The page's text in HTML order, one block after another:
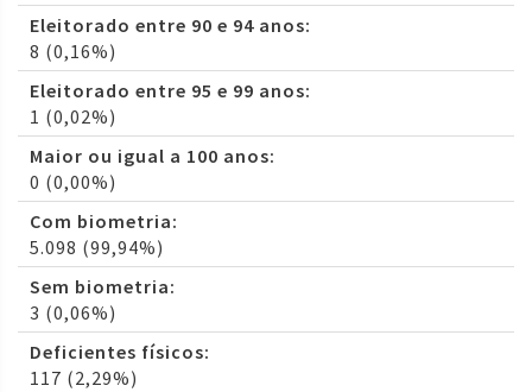
Eleitorado entre 90 e 94 anos:
8 (0,16%)
Eleitorado entre 95 e 99 anos:
1 (0,02%)
Maior ou igual a 100 anos:
0 (0,00%)
Com biometria:
5.098 (99,94%)
Sem biometria:
3 (0,06%)
Deficientes físicos:
117 (2,29%)